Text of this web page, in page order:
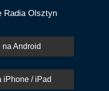
Radia Olsztyn
na Android
iPhone / iPad